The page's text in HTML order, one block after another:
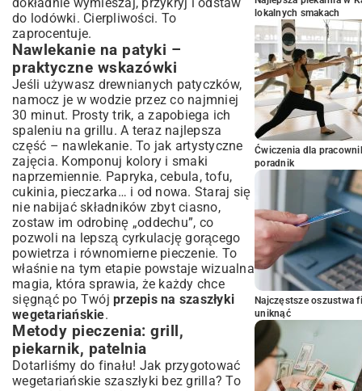
do lodówki. Cierpliwości. To
zaprocentuje.
Nawlekanie na patyki –
praktyczne wskazówki
Jeśli używasz drewnianych patyczków,
namocz je w wodzie przez co najmniej
30 minut. Prosty trik, a zapobiega ich
spaleniu na grillu. A teraz najlepsza
część – nawlekanie. To jak artystyczne
zajęcia. Komponuj kolory i smaki
naprzemiennie. Papryka, cebula, tofu,
cukinia, pieczarka… i od nowa. Staraj się
nie nabijać składników zbyt ciasno,
zostaw im odrobinę „oddechu”, co
pozwoli na lepszą cyrkulację gorącego
powietrza i równomierne pieczenie. To
właśnie na tym etapie powstaje wizualna
magia, która sprawia, że każdy chce
sięgnąć po Twój przepis na szaszłyki
wegetariańskie.
Metody pieczenia: grill,
piekarnik, patelnia
Dotarliśmy do finału! Jak przygotować
wegetariańskie szaszłyki bez grilla? To
lokalnych smakach
Ćwiczenia dla
poradnik
Najczęstsze oszustwa
uniknąć